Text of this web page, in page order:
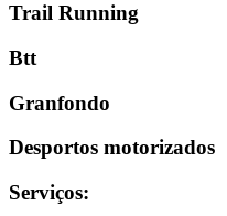
Trail Running
Btt
Granfondo
Desportos motorizados
Serviços: